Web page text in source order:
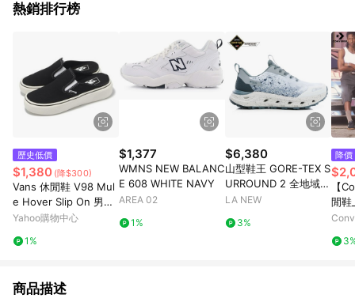
熱銷排行榜
歷史低價
$1,380 (降$300)
Vans 休閒鞋 V98 Mul
e Hover Slip On 男鞋
女鞋 黑 白 懶人鞋 674
Yahoo購物中心
1%
$1,377
WMNS NEW BALANC
E 608 WHITE NAVY
AREA 02
1%
$6,380
山型鞋王 GORE-TEX S
URROUND 2 全地域機
能郊山鞋(男23061454
LA NEW
3%
降價
【
閒鞋
官方
商品描述